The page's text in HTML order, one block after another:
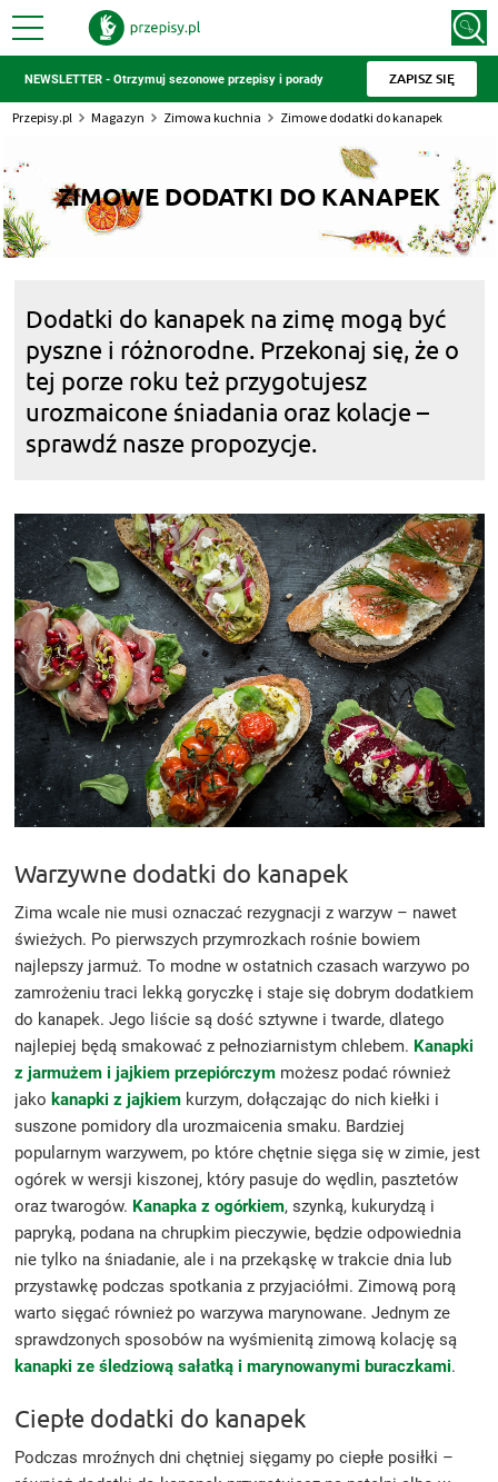
NEWSLETTER - Otrzymuj sezonowe przepisy i porady ZAPISZ SIĘ
Przepisy.pl Magazyn Zimowa kuchnia Zimowe dodatki do kanapek
ZIMOWE DODATKI DO KANAPEK
Dodatki do kanapek na zimę mogą być
pyszne i różnorodne. Przekonaj się, że o
tej porze roku też przygotujesz
urozmaicone śniadania oraz kolacje –
sprawdź nasze propozycje.
Warzywne dodatki do kanapek
Zima wcale nie musi oznaczać rezygnacji z warzyw – nawet
świeżych. Po pierwszych przymrozkach rośnie bowiem
najlepszy jarmuż. To modne w ostatnich czasach warzywo po
zamrożeniu traci lekką goryczkę i staje się dobrym dodatkiem
do kanapek. Jego liście są dość sztywne i twarde, dlatego
najlepiej będą smakować z pełnoziarnistym chlebem. Kanapki
z jarmużem i jajkiem przepiórczymmożesz podać również
jako kanapki z jajkiemkurzym, dołączając do nich kiełki i
suszone pomidory dla urozmaicenia smaku. Bardziej
popularnym warzywem, po które chętnie sięga się w zimie, jest
ogórek w wersji kiszonej, który pasuje do wędlin, pasztetów
oraz twarogów. Kanapka z ogórkiem, szynką, kukurydzą i
papryką, podana na chrupkim pieczywie, będzie odpowiednia
nie tylko na śniadanie, ale i na przekąskę w trakcie dnia lub
przystawkę podczas spotkania z przyjaciółmi. Zimową porą
warto sięgać również po warzywa marynowane. Jednym ze
sprawdzonych sposobów na wyśmienitą zimową kolację są
kanapki ze śledziową sałatką i marynowanymi buraczkami.
Ciepłe dodatki do kanapek
Podczas mroźnych dni chętniej sięgamy po ciepłe posiłki –